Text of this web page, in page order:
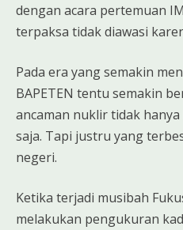
dengan acara pertemuan
terpaksa tidak diawasi
Pada era yang semakin
BAPETEN tentu semakin
ancaman nuklir tidak
saja. Tapi justru yang
negeri.
Ketika terjadi musibah
melakukan pengukuran